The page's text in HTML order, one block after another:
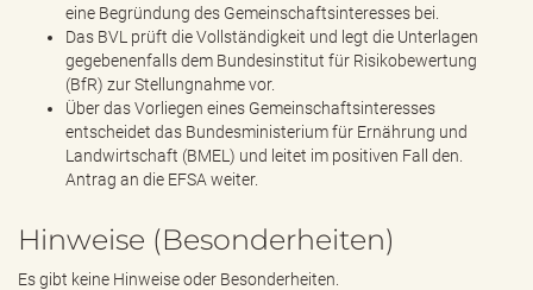
eine Begründung des Gemeinschaftsinteresses bei.
Das BVL prüft die Vollständigkeit und legt die Unterlagen
gegebenenfalls dem Bundesinstitut für Risikobewertung
(BfR) zur Stellungnahme vor.
Über das Vorliegen eines Gemeinschaftsinteresses
entscheidet das Bundesministerium für Ernährung und
Landwirtschaft (BMEL) und leitet im positiven Fall den.
Antrag an die EFSA weiter.
Hinweise (Besonderheiten)
Es gibt keine Hinweise oder Besonderheiten.